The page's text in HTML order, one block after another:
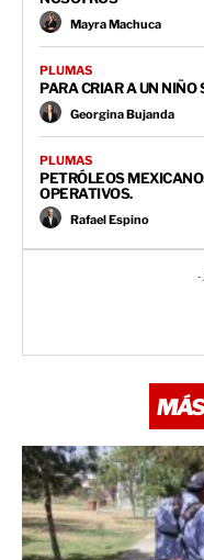
Mayra Machuca
PLUMAS
PARA CRIAR A UN NIÑO
Georgina Bujanda
PLUMAS
PETRÓLEOS
OPERATIVOS.
Rafael Espino
-